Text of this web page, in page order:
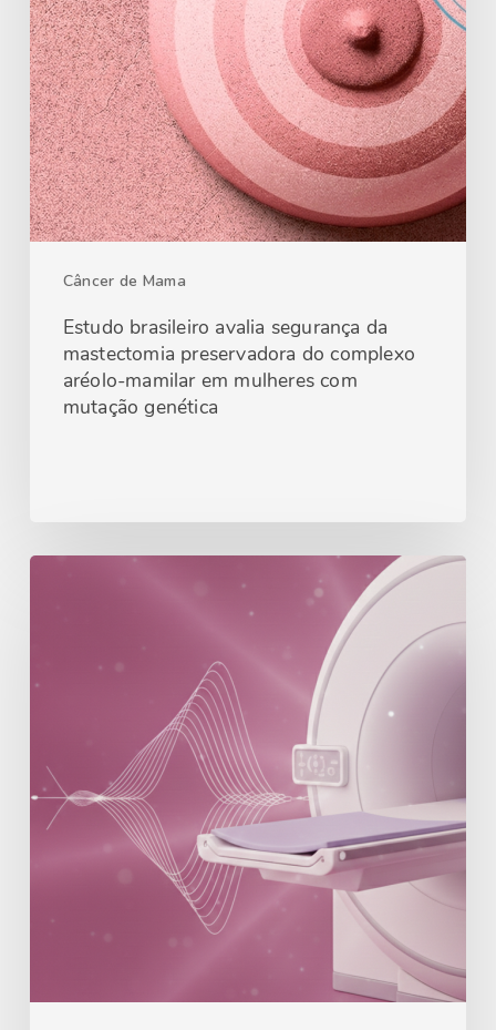
Câncer de Mama
Estudo brasileiro avalia segurança da
mastectomia preservadora do complexo
aréolo-mamilar em mulheres com
mutação genética